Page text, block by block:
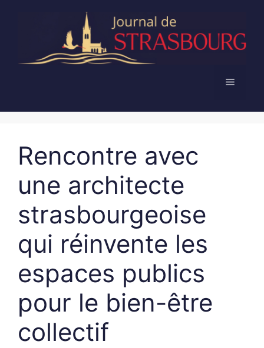
Menu
Rencontre avec
une architecte
strasbourgeoise
qui réinvente les
espaces publics
pour le bien-être
collectif